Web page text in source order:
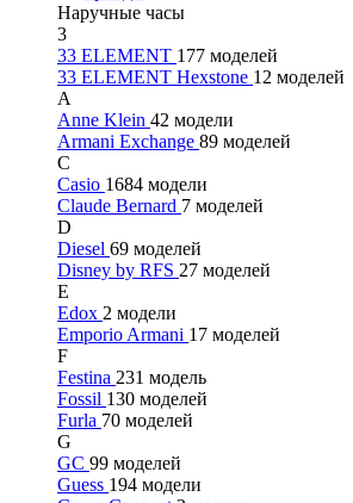
Наручные часы
3
33 ELEMENT 177 моделей
33 ELEMENT Hexstone 12 моделей
A
Anne Klein 42 модели
Armani Exchange 89 моделей
C
Casio 1684 модели
Claude Bernard 7 моделей
D
Diesel 69 моделей
Disney by RFS 27 моделей
E
Edox 2 модели
Emporio Armani 17 моделей
F
Festina 231 модель
Fossil 130 моделей
Furla 70 моделей
G
GC 99 моделей
Guess 194 модели